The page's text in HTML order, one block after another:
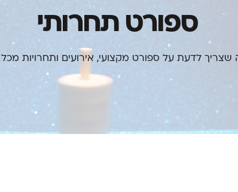
ספורט תחרותי
לדעת על ספורט מקצועי, אירועים ותחרויות מכל